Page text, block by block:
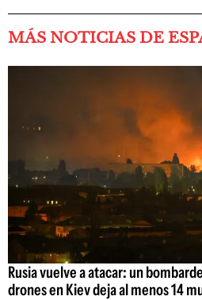
MÁS NOTICIAS DE
Rusia vuelve a atacar: un
drones en Kiev deja al menos 14